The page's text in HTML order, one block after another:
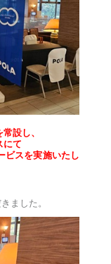
設し、
にて
ビスを実施いたし
ました。